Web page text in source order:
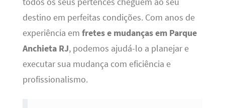
destino em perfeitas condições. Com anos de
experiência em fretes e mudanças em Parque
Anchieta RJ, podemos ajudá-lo a planejar e
executar sua mudança com eficiência e
profissionalismo.